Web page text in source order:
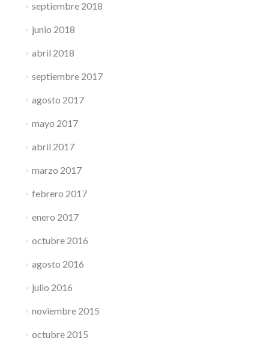
septiembre 2018
junio 2018
abril 2018
septiembre 2017
agosto 2017
mayo 2017
abril 2017
marzo 2017
febrero 2017
enero 2017
octubre 2016
agosto 2016
julio 2016
noviembre 2015
octubre 2015